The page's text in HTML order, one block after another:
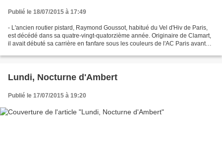
Publié le 18/07/2015 à 17:49
- L'ancien routier pistard, Raymond Goussot, habitué du Vel d'Hiv de Paris,
est décédé dans sa quatre-vingt-quatorzième année. Originaire de Clamart,
il avait débuté sa carrière en fanfare sous les couleurs de l'AC Paris avant
Lundi, Nocturne d'Ambert
Publié le 17/07/2015 à 19:20